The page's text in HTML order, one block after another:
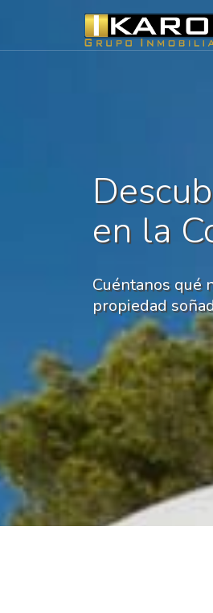
en la
Cuéntanos qué
propiedad